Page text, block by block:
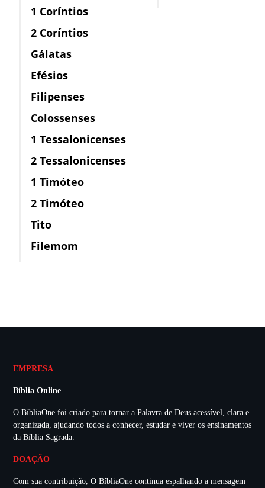
1 Coríntios
2 Coríntios
Gálatas
Efésios
Filipenses
Colossenses
1 Tessalonicenses
2 Tessalonicenses
1 Timóteo
2 Timóteo
Tito
Filemom
EMPRESA
Bíblia Online
O BíbliaOne foi criado para tornar a Palavra de Deus acessível, clara e
organizada, ajudando todos a conhecer, estudar e viver os ensinamentos
da Bíblia Sagrada.
DOAÇÃO
Com sua contribuição, O BíbliaOne continua espalhando a mensagem